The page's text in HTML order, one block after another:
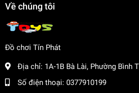
Về chúng tôi
Đồ chơi Tín Phát
Địa chỉ: 1A-1B Bà Lài, Phường Bình
Số điện thoại: 0377910199